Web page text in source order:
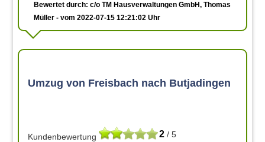
Bewertet durch: c/o TM Hausverwaltungen GmbH, Thomas
Müller - vom 2022-07-15 12:21:02 Uhr
Umzug von Freisbach nach Butjadingen
2 / 5
Kundenbewertung